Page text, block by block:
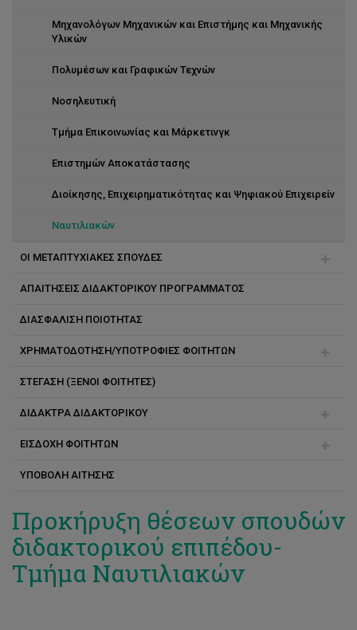
Μηχανολόγων Μηχανικών και Επιστήμης και Μηχανικής
Υλικών
Πολυμέσων και Γραφικών Τεχνών
Νοσηλευτική
Τμήμα Επικοινωνίας και Μάρκετινγκ
Επιστημών Αποκατάστασης
Διοίκησης, Επιχειρηματικότητας και Ψηφιακού Επιχειρείν
Ναυτιλιακών
ΟΙ ΜΕΤΑΠΤΥΧΙΑΚΕΣ ΣΠΟΥΔΕΣ
Ακαδημαϊκός και Ερευνητικός Σύμβουλος
Διάρκεια σπουδών
Αλλαγή προγράμματος
ΑΠΑΙΤΗΣΕΙΣ ΔΙΔΑΚΤΟΡΙΚΟΥ ΠΡΟΓΡΑΜΜΑΤΟΣ
ΔΙΑΣΦΑΛΙΣΗ ΠΟΙΟΤΗΤΑΣ
ΧΡΗΜΑΤΟΔΟΤΗΣΗ/ΥΠΟΤΡΟΦΙΕΣ ΦΟΙΤΗΤΩΝ
Υποτροφίες αριστείας για διδακτορικούς
Υποτροφίες κοινωνικής στήριξης για φοιτητές μάστερ
ΣΤΕΓΑΣΗ (ΞΕΝΟΙ ΦΟΙΤΗΤΕΣ)
ΔΙΔΑΚΤΡΑ ΔΙΔΑΚΤΟΡΙΚΟΥ
Τρόποι πληρωμής
Συνέπειες μη πληρωμής
ΕΙΣΔΟΧΗ ΦΟΙΤΗΤΩΝ
Εγγραφή
ΥΠΟΒΟΛΗ ΑΙΤΗΣΗΣ
Προκήρυξη θέσεων σπουδών
διδακτορικού επιπέδου-
Τμήμα Ναυτιλιακών